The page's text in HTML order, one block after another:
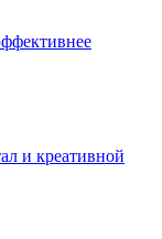
и креативной